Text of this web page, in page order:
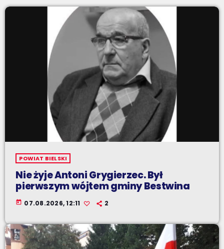
POWIAT BIELSKI
Nie żyje Antoni Grygierzec. Był
pierwszym wójtem gminy Bestwina
today 07.08.2026, 12:11 2